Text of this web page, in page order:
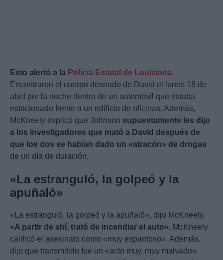
Esto alertó a la Policía Estatal de Louisiana.
Encontraron el cuerpo desnudo de David el lunes 18 de
abril por la noche dentro de un automóvil que estaba
estacionado frente a un edificio de oficinas. Además,
McKneely explicó que Johnson supuestamente les dijo
a los investigadores que mató a David después de
que los dos se habían dado un «atracón» de drogas
de un día de duración.
«La estranguló, la golpeó y la
apuñaló»
«La estranguló, la golpeó y la apuñaló», dijo McKneely.
«A partir de ahí, trató de incendiar el auto». McKneely
calificó el asesinato como «muy espantoso». Además,
dijo que transmitirlo fue un «acto muy, muy malvado».